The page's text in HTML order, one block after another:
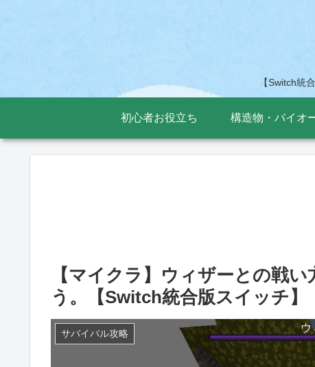
【Switch統
初心者お役立ち 構造物・バイオ
【マイクラ】ウィザーとの戦
う。【Switch統合版スイッチ】
サバイバル攻略